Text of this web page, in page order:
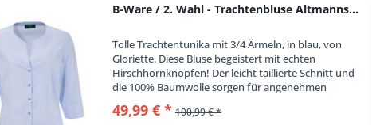
B-Ware / 2. Wahl - Trachtenbluse Altmannskinden...
Tolle Trachtentunika mit 3/4 Ärmeln, in blau, von
Gloriette. Diese Bluse begeistert mit echten
Hirschhornknöpfen! Der leicht taillierte Schnitt und
die 100% Baumwolle sorgen für angenehmen
Tragekomfort. in Kürze: Trachtenbluse, Farbe...
49,99 € * 100,99 € *